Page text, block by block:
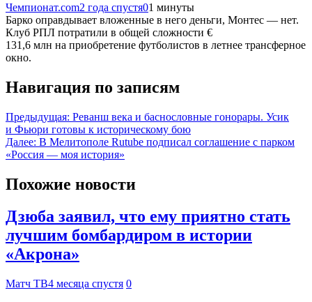
Чемпионат.com2 года спустя01 минуты
Барко оправдывает вложенные в него деньги, Монтес — нет.
Клуб РПЛ потратили в общей сложности €
131,6 млн на приобретение футболистов в летнее трансферное
окно.
Навигация по записям
Предыдущая: Реванш века и баснословные гонорары. Усик
и Фьюри готовы к историческому бою
Далее: В Мелитополе Rutube подписал соглашение с парком
«Россия — моя история»
Похожие новости
Дзюба заявил, что ему приятно стать
лучшим бомбардиром в истории
«Акрона»
Матч ТВ4 месяца спустя 0